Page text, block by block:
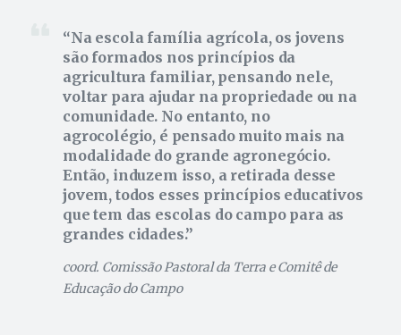
Na escola família agrícola, os jovens
são formados nos princípios da
agricultura familiar, pensando nele,
voltar para ajudar na propriedade ou na
comunidade. No entanto, no
agrocolégio, é pensado muito mais na
modalidade do grande agronegócio.
Então, induzem isso, a retirada desse
jovem, todos esses princípios educativos
que tem das escolas do campo para as
grandes cidades.
coord. Comissão Pastoral da Terra e Comitê de
Educação do Campo